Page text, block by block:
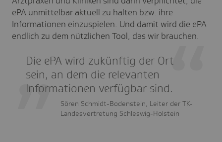
ePA unmittelbar aktuell zu halten bzw. ihre
Informationen einzuspielen. Und damit wird die ePA
endlich zu dem nützlichen Tool, das wir brauchen.
Die ePA wird zukünftig der Ort
sein, an dem die relevanten
Informationen verfügbar sind.
Sören Schmidt-Bodenstein, Leiter der TK-
Landesvertretung Schleswig-Holstein